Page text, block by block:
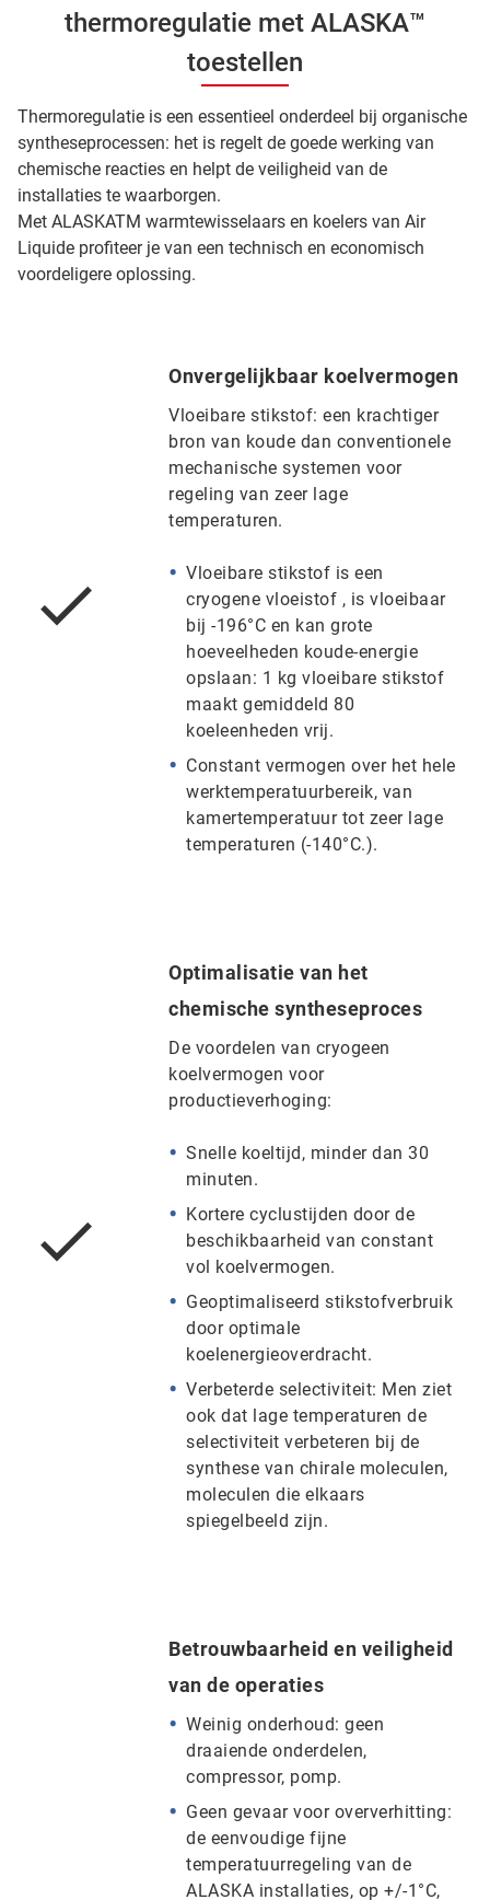
thermoregulatie met ALASKA™
toestellen
Thermoregulatie is een essentieel onderdeel bij organische
syntheseprocessen: het is regelt de goede werking van
chemische reacties en helpt de veiligheid van de
installaties te waarborgen.
Met ALASKATM warmtewisselaars en koelers van Air
Liquide profiteer je van een technisch en economisch
voordeligere oplossing.
Onvergelijkbaar koelvermogen
Vloeibare stikstof: een krachtiger
bron van koude dan conventionele
mechanische systemen voor
regeling van zeer lage
temperaturen.
Vloeibare stikstof is een
cryogene vloeistof , is vloeibaar
bij -196°C en kan grote
hoeveelheden koude-energie
opslaan: 1 kg vloeibare stikstof
maakt gemiddeld 80
koeleenheden vrij.
Constant vermogen over het hele
werktemperatuurbereik, van
kamertemperatuur tot zeer lage
temperaturen (-140°C.).
Optimalisatie van het
chemische syntheseproces
De voordelen van cryogeen
koelvermogen voor
productieverhoging:
Snelle koeltijd, minder dan 30
minuten.
Kortere cyclustijden door de
beschikbaarheid van constant
vol koelvermogen.
Geoptimaliseerd stikstofverbruik
door optimale
koelenergieoverdracht.
Verbeterde selectiviteit: Men ziet
ook dat lage temperaturen de
selectiviteit verbeteren bij de
synthese van chirale moleculen,
moleculen die elkaars
spiegelbeeld zijn.
Betrouwbaarheid en veiligheid
van de operaties
Weinig onderhoud: geen
draaiende onderdelen,
compressor, pomp.
Geen gevaar voor oververhitting:
de eenvoudige fijne
temperatuurregeling van de
ALASKA installaties, op +/-1°C,